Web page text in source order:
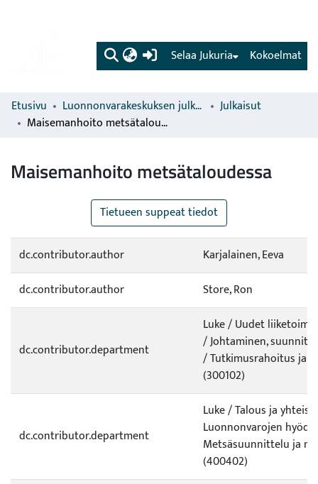
(current) Kokoelmat
Selaa Jukuria
Etusivu Luonnonvarakeskuksen julkaisut
Julkaisut
Maisemanhoito metsätaloudessa
Maisemanhoito metsätaloudessa
Tietueen suppeat tiedot
dc.contributor.author
Karjalainen, Eeva
dc.contributor.author
Store, Ron
dc.contributor.department
Luke / Uudet
/ Johtaminen,
/ Tutkimusrahoitus ja
(300102)
dc.contributor.department
Luke / Talous ja
Luonnonvarojen
Metsäsuunnittelu ja
(400402)